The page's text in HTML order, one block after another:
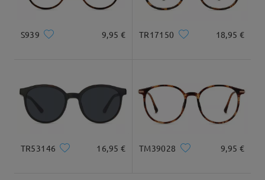
Tipo Rostro:
Corazón 18cm/7.09 plg.
Ancho Rostro:
14cm/5.51plg.
Dimensiones
S939 9,95 € TR17150 18,95 €
TR53146 16,95 € TM39028 9,95 €